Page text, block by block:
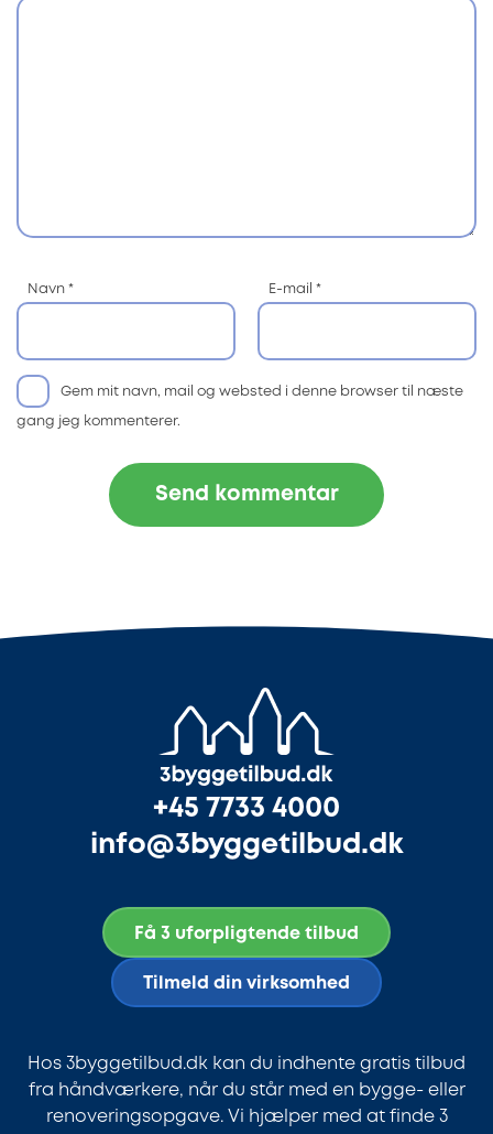
Navn * E-mail *
Gem mit navn, mail og websted i denne browser til næste
gang jeg kommenterer.
+45 7733 4000
info@3byggetilbud.dk
Få 3 uforpligtende tilbud
Tilmeld din virksomhed
Hos 3byggetilbud.dk kan du indhente gratis tilbud
fra håndværkere, når du står med en bygge- eller
renoveringsopgave. Vi hjælper med at finde 3